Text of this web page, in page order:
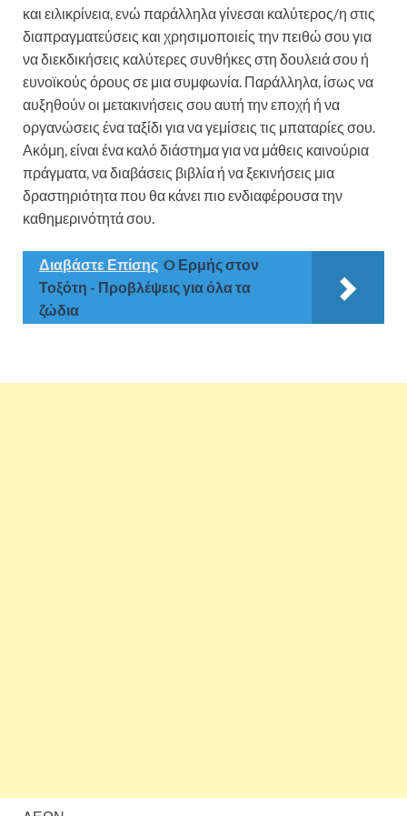
και ειλικρίνεια, ενώ παράλληλα γίνεσαι καλύτερος/η στις
διαπραγματεύσεις και χρησιμοποιείς την πειθώ σου για
να διεκδικήσεις καλύτερες συνθήκες στη δουλειά σου ή
ευνοϊκούς όρους σε μια συμφωνία. Παράλληλα, ίσως να
αυξηθούν οι μετακινήσεις σου αυτή την εποχή ή να
οργανώσεις ένα ταξίδι για να γεμίσεις τις μπαταρίες σου.
Ακόμη, είναι ένα καλό διάστημα για να μάθεις καινούρια
πράγματα, να διαβάσεις βιβλία ή να ξεκινήσεις μια
δραστηριότητα που θα κάνει πιο ενδιαφέρουσα την
καθημερινότητά σου.
Διαβάστε Επίσης O Ερμής στον
Τοξότη - Προβλέψεις για όλα τα
ζώδια